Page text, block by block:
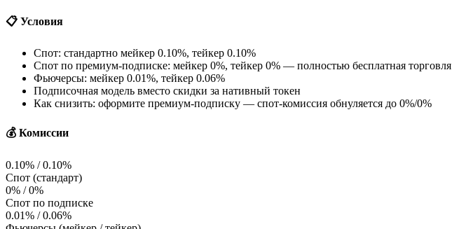
📋 Условия
Спот: стандартно мейкер 0.10%, тейкер 0.10%
Спот по премиум-подписке: мейкер 0%, тейкер 0% — полностью бесплатная торговля
Фьючерсы: мейкер 0.01%, тейкер 0.06%
Подписочная модель вместо скидки за нативный токен
Как снизить: оформите премиум-подписку — спот-комиссия обнуляется до 0%/0%
💰 Комиссии
0.10% / 0.10%
Спот (стандарт)
0% / 0%
Спот по подписке
0.01% / 0.06%